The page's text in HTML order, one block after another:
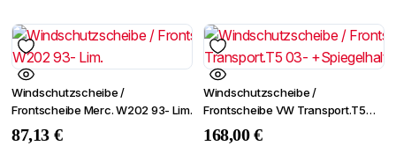
Windschutzscheibe /
Frontscheibe Merc. W202 93- Lim.
87,13 €
Windschutzscheibe /
Frontscheibe VW Transport.T5
03- +Spiegelhalter
168,00€